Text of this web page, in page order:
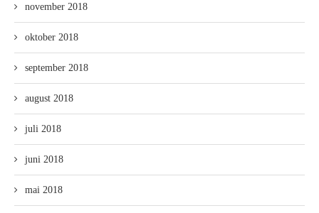
november 2018
oktober 2018
september 2018
august 2018
juli 2018
juni 2018
mai 2018